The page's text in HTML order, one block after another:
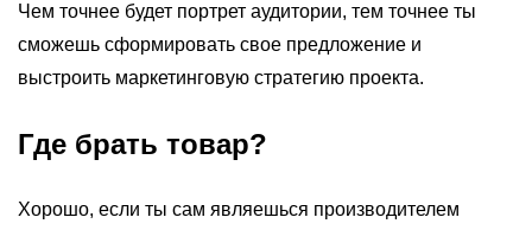
Чем точнее будет портрет аудитории, тем точнее ты
сможешь сформировать свое предложение и
выстроить маркетинговую стратегию проекта.
Где брать товар?
Хорошо, если ты сам являешься производителем